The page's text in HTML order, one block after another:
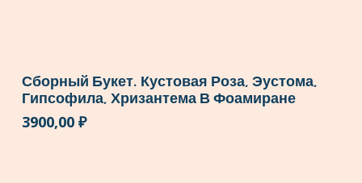
Сборный Букет. Кустовая Роза, Эустома,
Гипсофила, Хризантема В Фоамиране
3900,00 ₽